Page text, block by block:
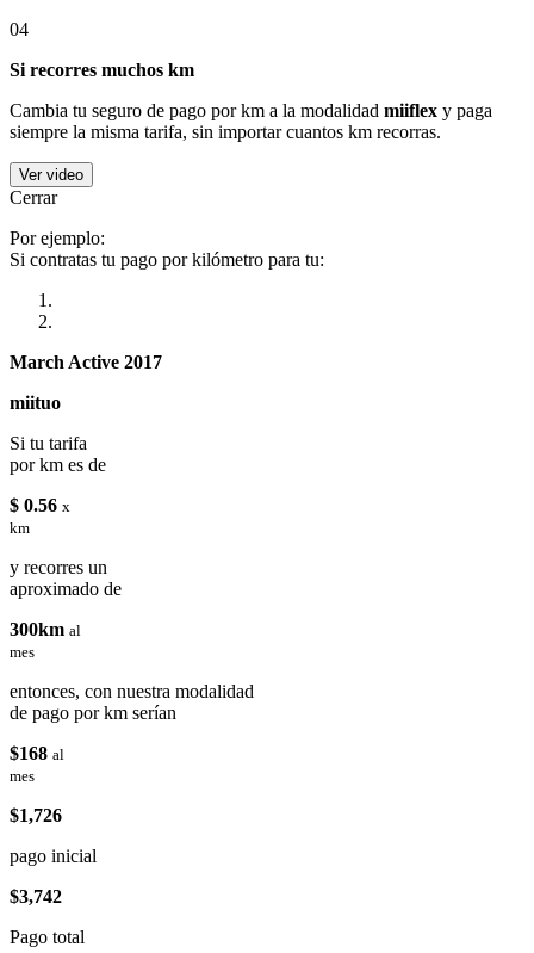
04
Si recorres muchos km
Cambia tu seguro de pago por km a la modalidad miiflex y paga
siempre la misma tarifa, sin importar cuantos km recorras.
Ver video
Cerrar
Por ejemplo:
Si contratas tu pago por kilómetro para tu:
March Active 2017
miituo
Si tu tarifa
por km es de
$ 0.56 x
km
y recorres un
aproximado de
300km al
mes
entonces, con nuestra modalidad
de pago por km serían
$168 al
mes
$1,726
pago inicial
$3,742
Pago total